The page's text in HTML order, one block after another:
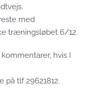
med
træningsløbet 6/12.
kommentarer, hvis I
på tlf 29621812.